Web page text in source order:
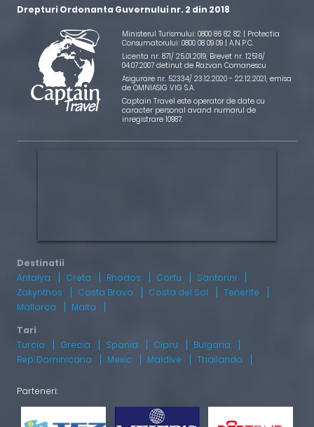
Drepturi Ordonanta Guvernului nr. 2 din 2018
Ministerul Turismului: 0800 86 82 82 | Protectia
Consumatorului: 0800 08 09 09 | A.N.P.C.
Licenta nr. 871/ 25.01.2019, Brevet nr. 12516/
04.07.2007 detinut de Razvan Comanescu
Asigurare nr. 52334/ 23.12.2020 - 22.12.2021, emisa
de OMNIASIG VIG S.A.
Captain Travel este operator de date cu
caracter personal avand numarul de
inregistrare 10987.
Antalya Creta Rhodos Corfu
Santorini
Zakynthos
Costa Brava Costa del Sol
Tenerife
Mallorca
Malta
Turcia Grecia Spania Cipru
Bulgaria
Rep. Dominicana
Mexic Maldive Thailanda